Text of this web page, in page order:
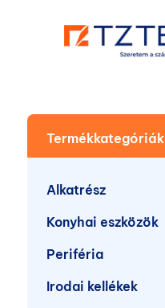
Termékkategóriák
Alkatrész
Konyhai eszközök
Periféria
Irodai kellékek